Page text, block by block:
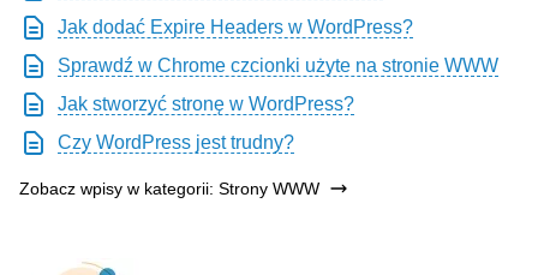
Jak dodać Expire Headers w WordPress?
Sprawdź w Chrome czcionki użyte na stronie WWW
Jak stworzyć stronę w WordPress?
Czy WordPress jest trudny?
Zobacz wpisy w kategorii: Strony WWW